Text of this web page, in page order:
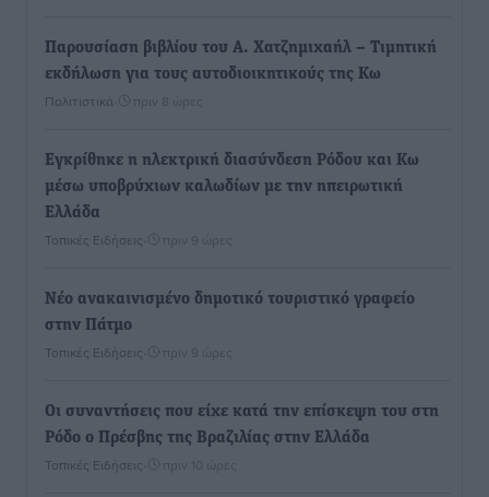
Παρουσίαση βιβλίου του Α. Χατζημιχαήλ – Τιμητική
εκδήλωση για τους αυτοδιοικητικούς της Κω
Πολιτιστικά πριν 8 ώρες
Εγκρίθηκε η ηλεκτρική διασύνδεση Ρόδου και Κω
μέσω υποβρύχιων καλωδίων με την ηπειρωτική
Ελλάδα
Τοπικές Ειδήσεις πριν 9 ώρες
Νέο ανακαινισμένο δημοτικό τουριστικό γραφείο
στην Πάτμο
Τοπικές Ειδήσεις πριν 9 ώρες
Οι συναντήσεις που είχε κατά την επίσκεψη του στη
Ρόδο ο Πρέσβης της Βραζιλίας στην Ελλάδα
Τοπικές Ειδήσεις πριν 10 ώρες